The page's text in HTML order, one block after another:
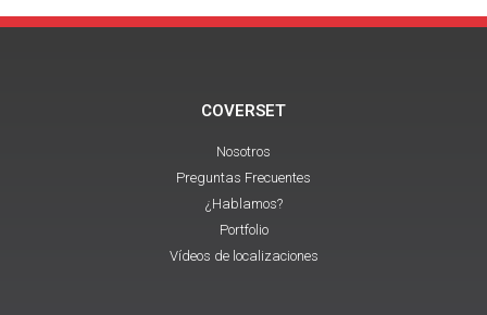
COVERSET
Nosotros
Preguntas Frecuentes
¿Hablamos?
Portfolio
Vídeos de localizaciones